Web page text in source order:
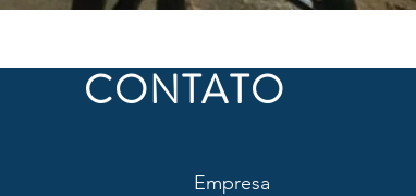
Empresa
CONTATO